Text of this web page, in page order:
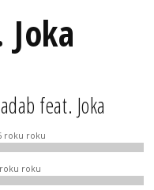
feat. Joka
roku roku
roku